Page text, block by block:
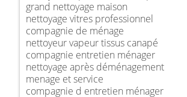
grand nettoyage maison
nettoyage vitres professionnel
compagnie de ménage
nettoyeur vapeur tissus canapé
compagnie entretien ménager
nettoyage après déménagement
menage et service
compagnie d entretien ménager